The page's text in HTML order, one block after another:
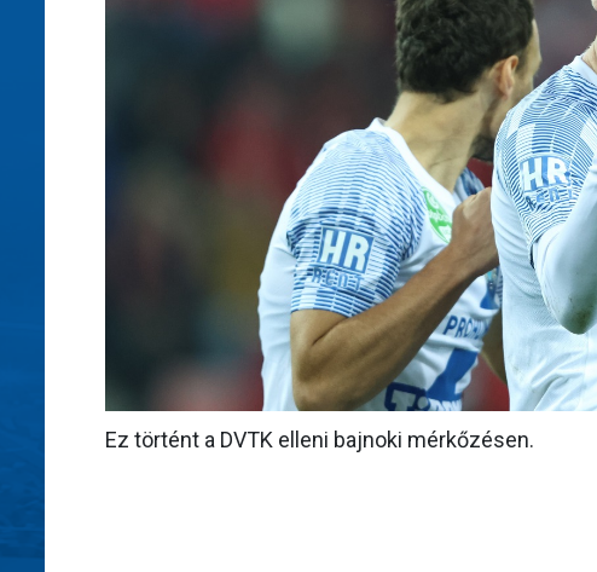
Ez történt a DVTK elleni bajnoki mérkőzésen.